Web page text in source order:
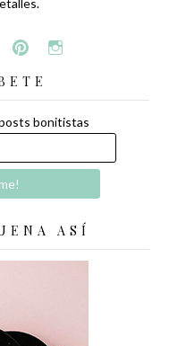
bonitistas
ASÍ